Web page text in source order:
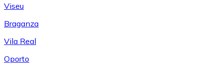
Viseu
Braganza
Vila Real
Oporto